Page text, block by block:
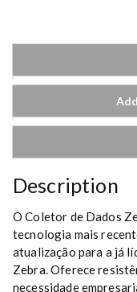
Description
O Coletor de Dados
tecnologia mais
atualização para a já
Zebra. Oferece
necessidade